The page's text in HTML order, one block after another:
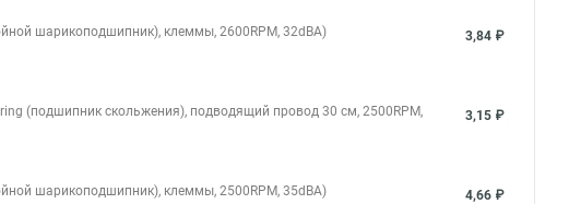
шарикоподшипник), клеммы, 2600RPM, 32dBA) 3,84 ₽
(подшипник скольжения), подводящий провод 30 см, 2500RPM,
3,15 ₽
шарикоподшипник), клеммы, 2500RPM, 35dBA) 4,66 ₽